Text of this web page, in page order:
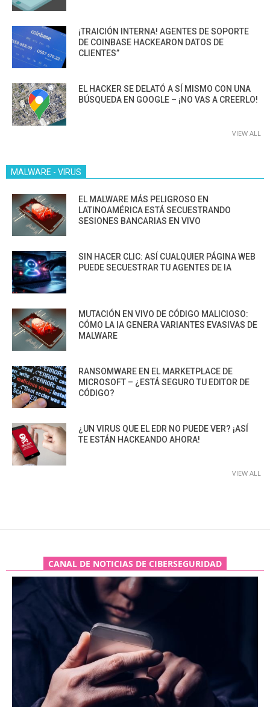
¡TRAICIÓN INTERNA! AGENTES DE SOPORTE
DE COINBASE HACKEARON DATOS DE
CLIENTES”
EL HACKER SE DELATÓ A SÍ MISMO CON UNA
BÚSQUEDA EN GOOGLE – ¡NO VAS A CREERLO!
VIEW ALL
MALWARE - VIRUS
EL MALWARE MÁS PELIGROSO EN
LATINOAMÉRICA ESTÁ SECUESTRANDO
SESIONES BANCARIAS EN VIVO
SIN HACER CLIC: ASÍ CUALQUIER PÁGINA WEB
PUEDE SECUESTRAR TU AGENTES DE IA
MUTACIÓN EN VIVO DE CÓDIGO MALICIOSO:
CÓMO LA IA GENERA VARIANTES EVASIVAS DE
MALWARE
RANSOMWARE EN EL MARKETPLACE DE
MICROSOFT – ¿ESTÁ SEGURO TU EDITOR DE
CÓDIGO?
¿UN VIRUS QUE EL EDR NO PUEDE VER? ¡ASÍ
TE ESTÁN HACKEANDO AHORA!
VIEW ALL
CANAL DE NOTICIAS DE CIBERSEGURIDAD